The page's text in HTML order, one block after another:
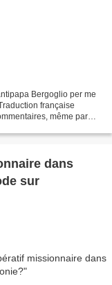
Bergoglio per me
française
même par
dans
sur